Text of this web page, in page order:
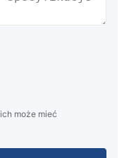
może mieć